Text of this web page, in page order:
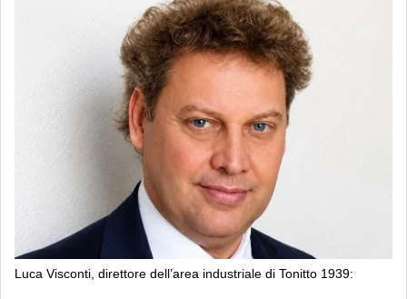
Luca Visconti, direttore dell’area industriale di Tonitto 1939: